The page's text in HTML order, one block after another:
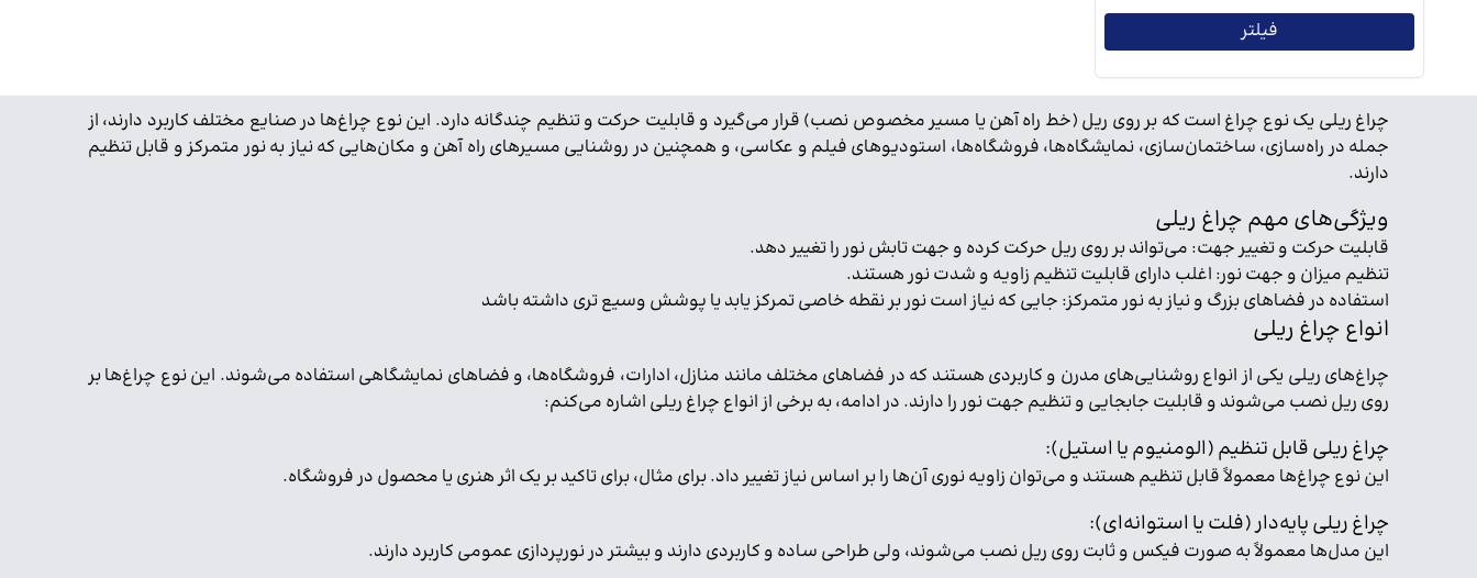
فیلتر
چراغ ریلی یک نوع چراغ است که بر روی ریل (خط راه آهن یا مسیر مخصوص نصب) قرار می‌گیرد و قابلیت حرکت و تنظیم چندگانه دارد. این نوع چراغ‌ها در صنایع مختلف کاربرد دارند، از
جمله در راه‌سازی، ساختمان‌سازی، نمایشگاه‌ها، فروشگاه‌ها، استودیوهای فیلم و عکاسی، و همچنین در روشنایی مسیرهای راه آهن و مکان‌هایی که نیاز به نور متمرکز و قابل تنظیم
دارند.
ویژگی‌های مهم چراغ ریلی
قابلیت حرکت و تغییر جهت: می‌تواند بر روی ریل حرکت کرده و جهت تابش نور را تغییر دهد.
تنظیم میزان و جهت نور: اغلب دارای قابلیت تنظیم زاویه و شدت نور هستند.
استفاده در فضاهای بزرگ و نیاز به نور متمرکز: جایی که نیاز است نور بر نقطه خاصی تمرکز یابد یا پوشش وسیع تری داشته باشد
انواع چراغ ریلی
چراغ‌های ریلی یکی از انواع روشنایی‌های مدرن و کاربردی هستند که در فضاهای مختلف مانند منازل، ادارات، فروشگاه‌ها، و فضاهای نمایشگاهی استفاده می‌شوند. این نوع چراغ‌ها بر
روی ریل نصب می‌شوند و قابلیت جابجایی و تنظیم جهت نور را دارند. در ادامه، به برخی از انواع چراغ ریلی اشاره می‌کنم:
چراغ ریلی قابل تنظیم (الومنیوم یا استیل):
این نوع چراغ‌ها معمولاً قابل تنظیم هستند و می‌توان زاویه نوری آن‌ها را بر اساس نیاز تغییر داد. برای مثال، برای تاکید بر یک اثر هنری یا محصول در فروشگاه.
چراغ ریلی پایه‌دار (فلت یا استوانه‌ای):
این مدل‌ها معمولاً به صورت فیکس و ثابت روی ریل نصب می‌شوند، ولی طراحی ساده و کاربردی دارند و بیشتر در نورپردازی عمومی کاربرد دارند.